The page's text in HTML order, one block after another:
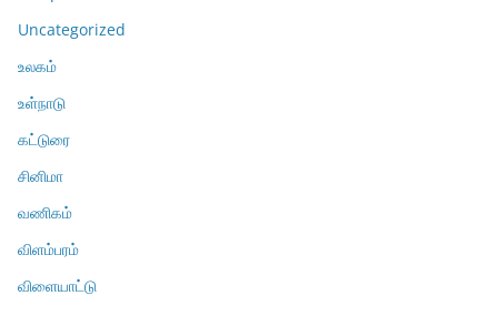
Uncategorized
உலகம்
உள்நாடு
கட்டுரை
சினிமா
வணிகம்
விளம்பரம்
விளையாட்டு